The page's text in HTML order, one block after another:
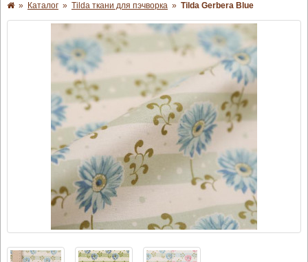
» Каталог » Tilda ткани для пэчворка » Tilda Gerbera Blue